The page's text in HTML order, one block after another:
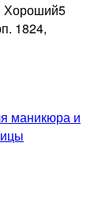
Хороший5
1824,
маникюра и